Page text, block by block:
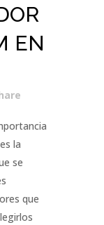
EN
la
se
que